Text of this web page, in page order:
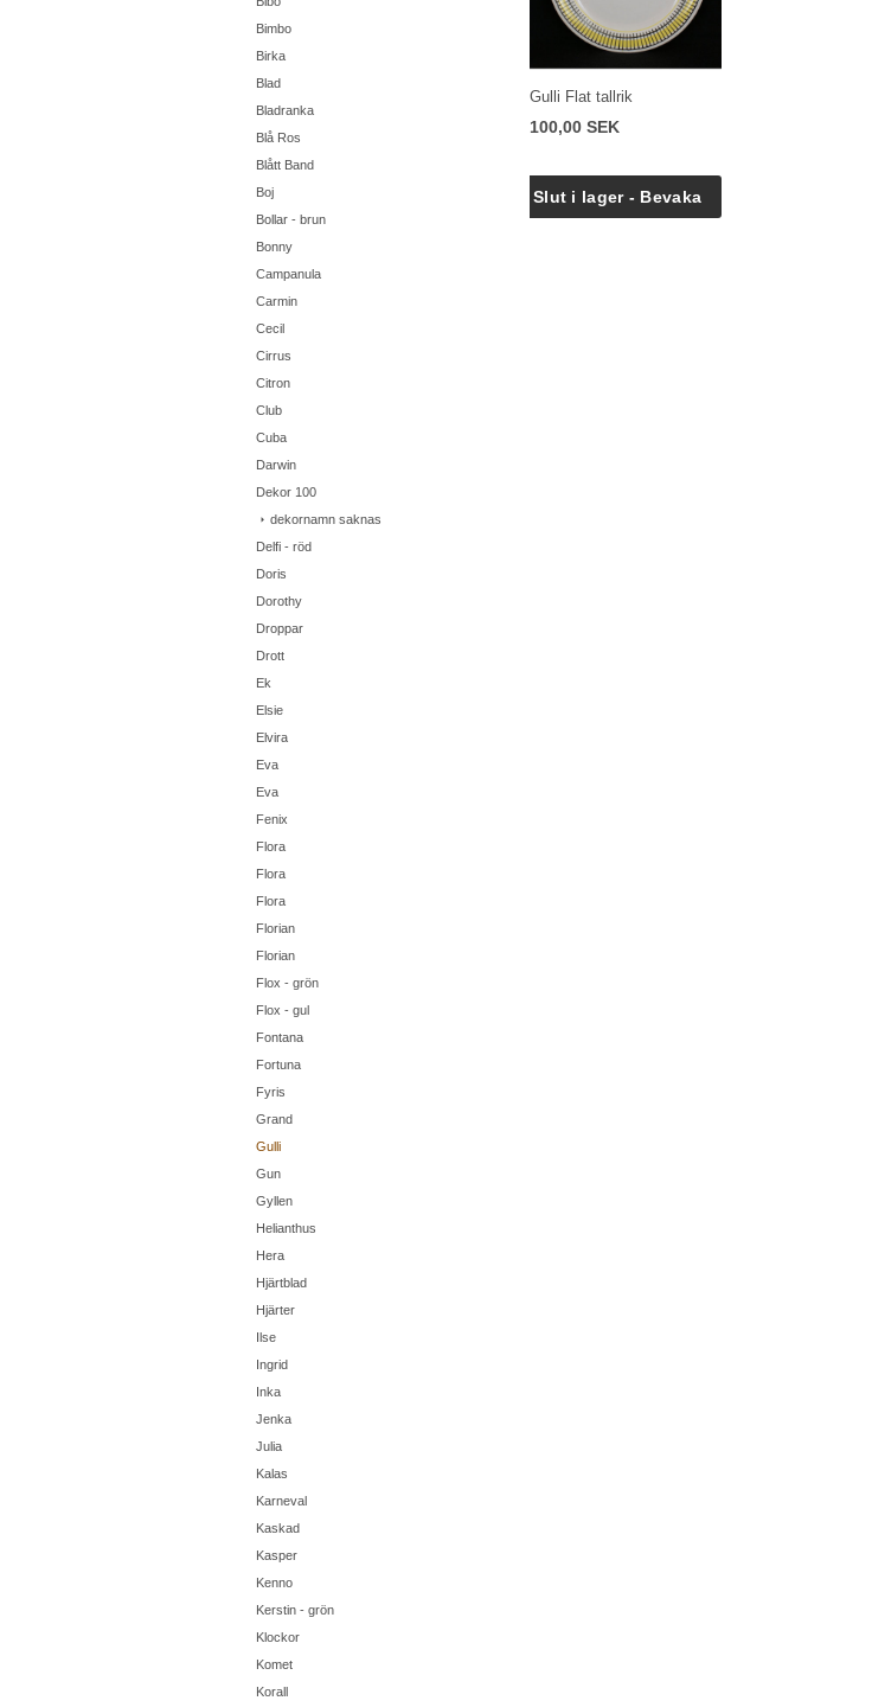
Bimbo
Birka
Blad
Bladranka
Blå Ros
Blått Band
Boj
Bollar - brun
Bonny
Campanula
Carmin
Cecil
Cirrus
Citron
Club
Cuba
Darwin
Dekor 100
dekornamn saknas
Delfi - röd
Doris
Dorothy
Droppar
Drott
Ek
Elsie
Elvira
Eva
Eva
Fenix
Flora
Flora
Flora
Florian
Florian
Flox - grön
Flox - gul
Fontana
Fortuna
Fyris
Grand
Gulli
Gun
Gyllen
Helianthus
Hera
Hjärtblad
Hjärter
Ilse
Ingrid
Inka
Jenka
Julia
Kalas
Karneval
Kaskad
Kasper
Kenno
Kerstin - grön
Klockor
Komet
Korall
Gulli Flat tallrik
100,00 SEK